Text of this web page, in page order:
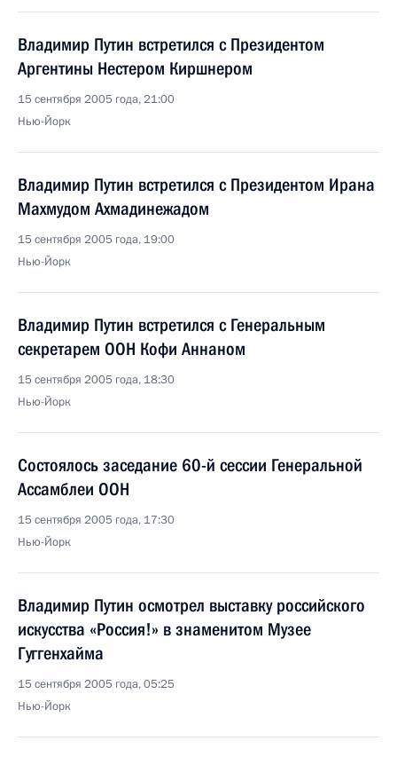
Владимир Путин встретился с Президентом
Аргентины Нестером Киршнером
15 сентября 2005 года, 21:00
Нью-Йорк
Владимир Путин встретился с Президентом Ирана
Махмудом Ахмадинежадом
15 сентября 2005 года, 19:00
Нью-Йорк
Владимир Путин встретился с Генеральным
секретарем ООН Кофи Аннаном
15 сентября 2005 года, 18:30
Нью-Йорк
Состоялось заседание 60-й сессии Генеральной
Ассамблеи ООН
15 сентября 2005 года, 17:30
Нью-Йорк
Владимир Путин осмотрел выставку российского
искусства «Россия!» в знаменитом Музее
Гуггенхайма
15 сентября 2005 года, 05:25
Нью-Йорк